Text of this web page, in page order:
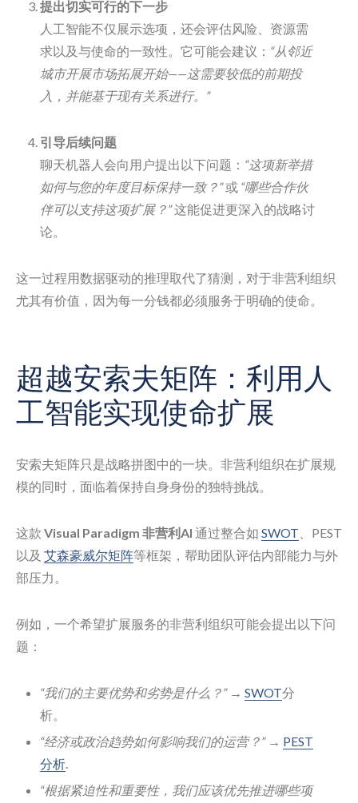
提出切实可行的下一步
人工智能不仅展示选项，还会评估风险、资源需
求以及与使命的一致性。它可能会建议： “从邻近
城市开展市场拓展开始——这需要较低的前期投
入，并能基于现有关系进行。”
引导后续问题
聊天机器人会向用户提出以下问题： “这项新举措
如何与您的年度目标保持一致？”或 “哪些合作伙
伴可以支持这项扩展？”这能促进更深入的战略讨
论。
这一过程用数据驱动的推理取代了猜测，对于非营利组织
尤其有价值，因为每一分钱都必须服务于明确的使命。
超越安索夫矩阵：利用人
工智能实现使命扩展
安索夫矩阵只是战略拼图中的一块。非营利组织在扩展规
模的同时，面临着保持自身身份的独特挑战。
这款 Visual Paradigm 非营利AI 通过整合如 SWOT 、PEST
以及 艾森豪威尔矩阵等框架，帮助团队评估内部能力与外
部压力。
例如，一个希望扩展服务的非营利组织可能会提出以下问
题：
“我们的主要优势和劣势是什么？”→ SWOT分
析。
“经济或政治趋势如何影响我们的运营？”→ PEST
分析.
“根据紧迫性和重要性，我们应该优先推进哪些项